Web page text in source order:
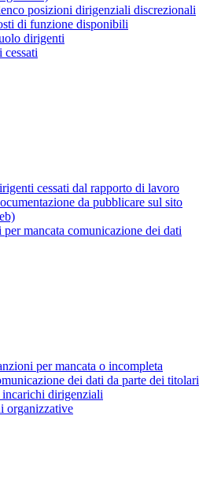
posizioni dirigenziali discrezionali
di funzione disponibili
dirigenti
cessati dal rapporto di lavoro
da pubblicare sul sito
per mancata comunicazione dei dati
per mancata o incompleta
dei dati da parte dei titolari
dirigenziali
organizzative